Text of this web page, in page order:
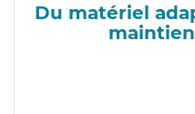
Du matériel